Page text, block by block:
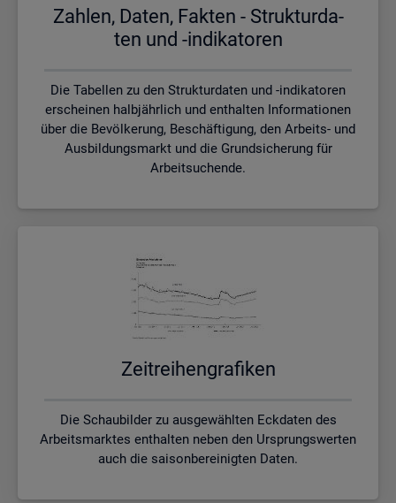
Zah­len, Daten, Fak­ten - Struk­tur­da­
ten und -in­di­ka­to­ren
Die Tabellen zu den Strukturdaten und -indikatoren
erscheinen halbjährlich und enthalten Informationen
über die Bevölkerung, Beschäftigung, den Arbeits- und
Ausbildungsmarkt und die Grundsicherung für
Arbeitsuchende.
Zeit­rei­hen­gra­fi­ken
Die Schaubilder zu ausgewählten Eckdaten des
Arbeitsmarktes enthalten neben den Ursprungswerten
auch die saisonbereinigten Daten.